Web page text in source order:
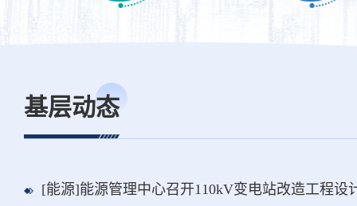
基层动态
[能源]能源管理中心召开110kV变电站改造工程设